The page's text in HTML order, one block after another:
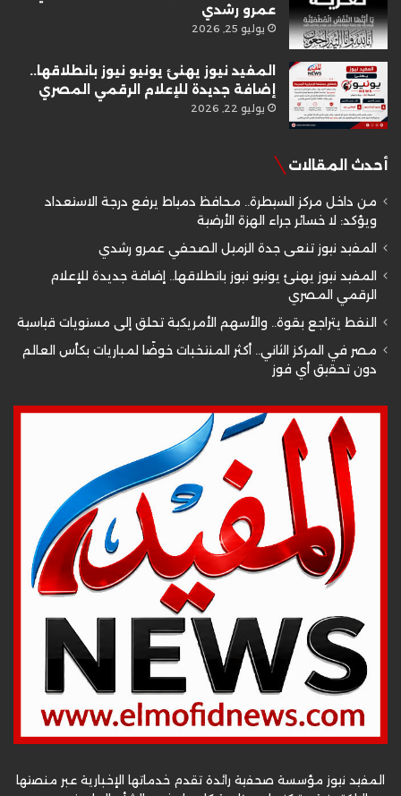
عمرو رشدي
يوليو 25, 2026
المفيد نيوز يهنئ يونيو نيوز بانطلاقها..
إضافة جديدة للإعلام الرقمي المصري
يوليو 22, 2026
أحدث المقالات
من داخل مركز السيطرة.. محافظ دمياط يرفع درجة الاستعداد
ويؤكد: لا خسائر جراء الهزة الأرضية
المفيد نيوز تنعى جدة الزميل الصحفي عمرو رشدي
المفيد نيوز يهنئ يونيو نيوز بانطلاقها.. إضافة جديدة للإعلام
الرقمي المصري
النفط يتراجع بقوة.. والأسهم الأمريكية تحلق إلى مستويات قياسية
مصر في المركز الثاني.. أكثر المنتخبات خوضًا لمباريات بكأس العالم
دون تحقيق أي فوز
المفيد نيوز مؤسسة صحفية رائدة تقدم خدماتها الإخبارية عبر منصتها